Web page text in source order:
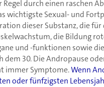
durch einen raschen
wichtigste Sexual- und
dieser Substanz, die
die Bildung
und -funktionen sowie
dem 30. Die Andropause
immer Symptome.Wenn
oder fünfzigsten